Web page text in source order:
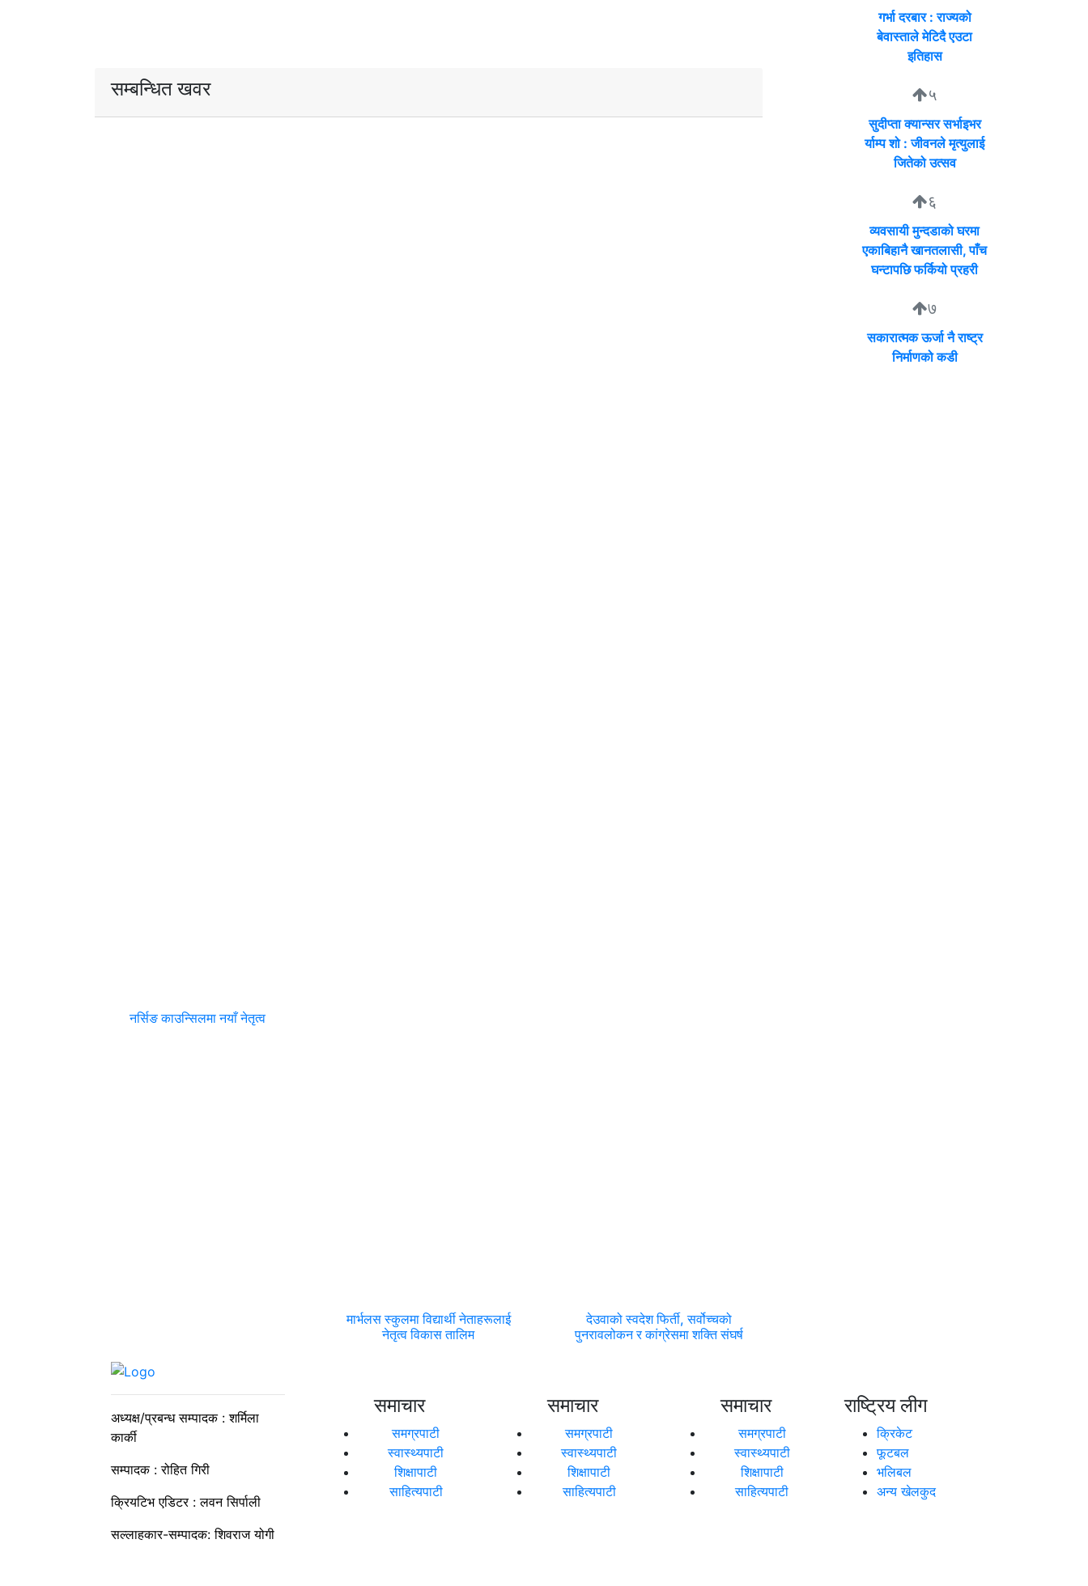
सम्बन्धित खवर
नर्सिङ काउन्सिलमा नयाँ नेतृत्व
मार्भलस स्कुलमा विद्यार्थी नेताहरूलाई
नेतृत्व विकास तालिम
देउवाको स्वदेश फिर्ती, सर्वोच्चको
पुनरावलोकन र कांग्रेसमा शक्ति संघर्ष
गर्भा दरबार : राज्यको
बेवास्ताले मेटिदै एउटा
इतिहास
५
सुदीप्ता क्यान्सर सर्भाइभर
र्याम्प शो : जीवनले मृत्युलाई
जितेको उत्सव
६
व्यवसायी मुन्दडाको घरमा
एकाबिहानै खानतलासी, पाँच
घन्टापछि फर्कियो प्रहरी
७
सकारात्मक ऊर्जा नै राष्ट्र
निर्माणको कडी
अध्यक्ष/प्रबन्ध सम्पादक : शर्मिला
कार्की
सम्पादक : रोहित गिरी
क्रियटिभ एडिटर : लवन सिर्पाली
सल्लाहकार-सम्पादक: शिवराज योगी
समाचार
समग्रपाटी
स्वास्थ्यपाटी
शिक्षापाटी
साहित्यपाटी
समाचार
समग्रपाटी
स्वास्थ्यपाटी
शिक्षापाटी
साहित्यपाटी
समाचार
समग्रपाटी
स्वास्थ्यपाटी
शिक्षापाटी
साहित्यपाटी
राष्ट्रिय लीग
क्रिकेट
फूटबल
भलिबल
अन्य खेलकुद